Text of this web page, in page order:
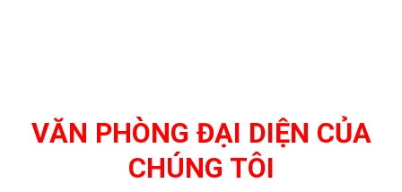
VĂN PHÒNG ĐẠI DIỆN CỦA
CHÚNG TÔI